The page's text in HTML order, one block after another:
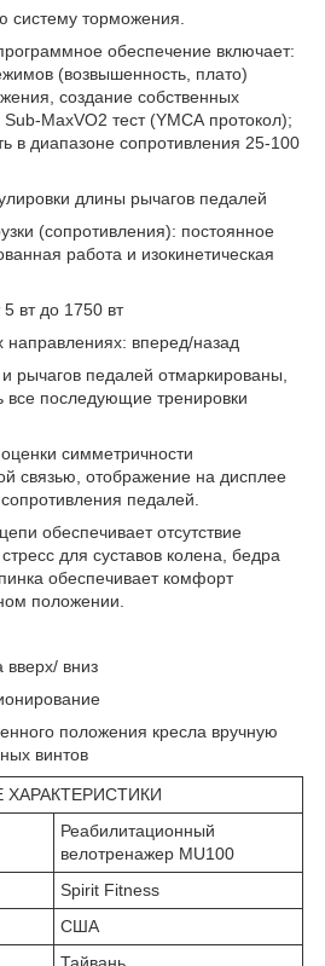
систему торможения.
обеспечение включает:
(возвышенность, плато)
создание собственных
MaxVO2 тест (YMCA протокол);
в диапазоне сопротивления 25-100
длины рычагов педалей
(сопротивления): постоянное
работа и изокинетическая
5 вт до 1750 вт
вперед/назад
рычагов педалей отмаркированы,
все последующие тренировки
симметричности
связью, отображение на дисплее
педалей.
обеспечивает отсутствие
для суставов колена, бедра
обеспечивает комфорт
положении.
вверх/ вниз
положения кресла вручную
винтов
Реабилитационный
велотренажер MU100
Spirit Fitness
США
Тайвань